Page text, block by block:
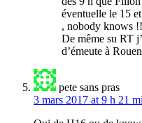
éventuelle le 15
, nobody knows
De même su RT
d’émeute à
pete sans pras
3 mars 2017 at 9 h 21